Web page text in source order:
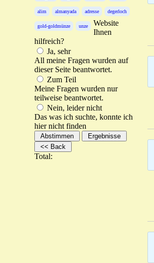
alim almanyada adresse degerloch
gold-goldmünze unze
Website
Ihnen
hilfreich?
Ja, sehr
All meine Fragen wurden auf
dieser Seite beantwortet.
Zum Teil
Meine Fragen wurden nur
teilweise beantwortet.
Nein, leider nicht
Das was ich suchte, konnte ich
hier nicht finden
Total: